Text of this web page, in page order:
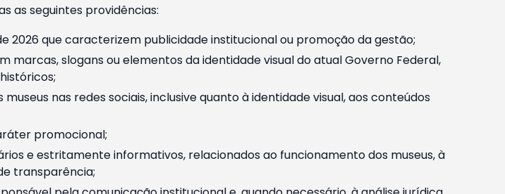
as seguintes providências:
que caracterizem publicidade institucional ou promoção da gestão;
slogans ou elementos da identidade visual do atual Governo Federal,
nas redes sociais, inclusive quanto à identidade visual, aos conteúdos
promocional;
e estritamente informativos, relacionados ao funcionamento dos museus, à
transparência;